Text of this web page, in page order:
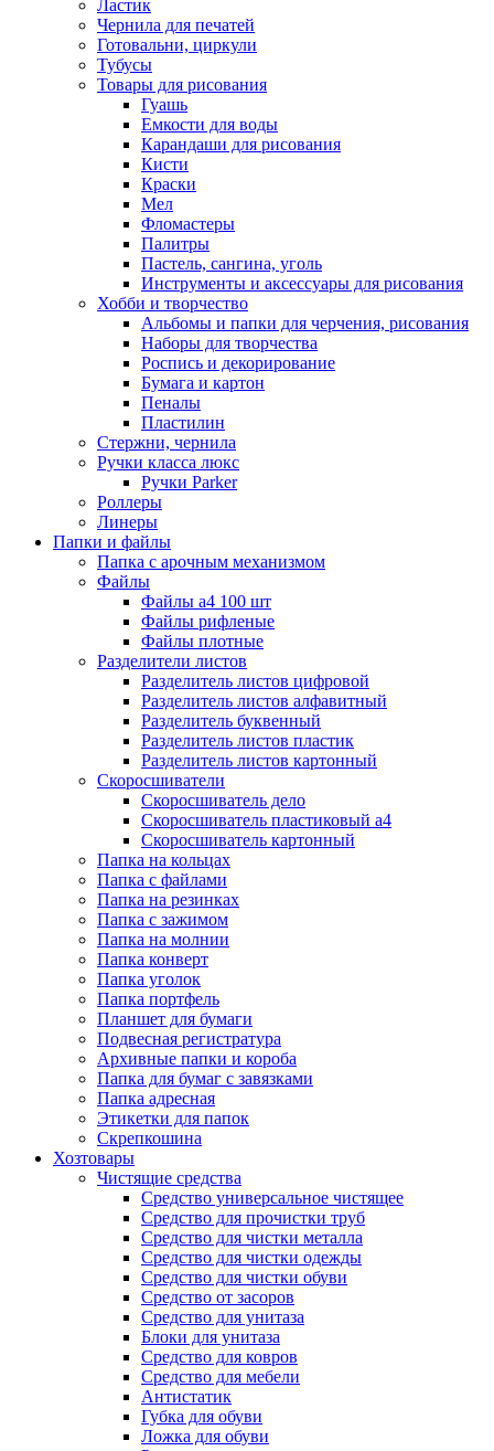
Ластик
Чернила для печатей
Готовальни, циркули
Тубусы
Товары для рисования
Гуашь
Емкости для воды
Карандаши для рисования
Кисти
Краски
Мел
Фломастеры
Палитры
Пастель, сангина, уголь
Инструменты и аксессуары для рисования
Хобби и творчество
Альбомы и папки для черчения, рисования
Наборы для творчества
Роспись и декорирование
Бумага и картон
Пеналы
Пластилин
Стержни, чернила
Ручки класса люкс
Ручки Parker
Роллеры
Линеры
Папки и файлы
Папка с арочным механизмом
Файлы
Файлы а4 100 шт
Файлы рифленые
Файлы плотные
Разделители листов
Разделитель листов цифровой
Разделитель листов алфавитный
Разделитель буквенный
Разделитель листов пластик
Разделитель листов картонный
Скоросшиватели
Скоросшиватель дело
Скоросшиватель пластиковый а4
Скоросшиватель картонный
Папка на кольцах
Папка с файлами
Папка на резинках
Папка с зажимом
Папка на молнии
Папка конверт
Папка уголок
Папка портфель
Планшет для бумаги
Подвесная регистратура
Архивные папки и короба
Папка для бумаг с завязками
Папка адресная
Этикетки для папок
Скрепкошина
Хозтовары
Чистящие средства
Средство универсальное чистящее
Средство для прочистки труб
Средство для чистки металла
Средство для чистки одежды
Средство для чистки обуви
Средство от засоров
Средство для унитаза
Блоки для унитаза
Средство для ковров
Средство для мебели
Антистатик
Губка для обуви
Ложка для обуви